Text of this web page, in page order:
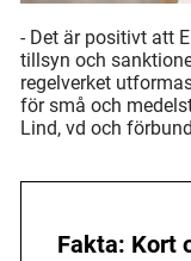
- Det är positivt att
tillsyn och
regelverket
för små och
Lind, vd och
Fakta: Kort